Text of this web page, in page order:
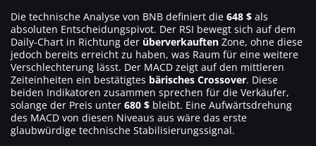
Die technische Analyse von BNB definiert die 648 $ als
absoluten Entscheidungspivot. Der RSI bewegt sich auf dem
Daily-Chart in Richtung der überverkauften Zone, ohne diese
jedoch bereits erreicht zu haben, was Raum für eine weitere
Verschlechterung lässt. Der MACD zeigt auf den mittleren
Zeiteinheiten ein bestätigtes bärisches Crossover. Diese
beiden Indikatoren zusammen sprechen für die Verkäufer,
solange der Preis unter 680 $ bleibt. Eine Aufwärtsdrehung
des MACD von diesen Niveaus aus wäre das erste
glaubwürdige technische Stabilisierungssignal.